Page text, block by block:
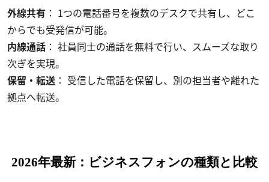
外線共有： 1つの電話番号を複数のデスクで共有し、どこ
からでも受発信が可能。
内線通話： 社員同士の通話を無料で行い、スムーズな取り
次ぎを実現。
保留・転送： 受信した電話を保留し、別の担当者や離れた
拠点へ転送。
2026年最新：ビジネスフォンの種類と比較